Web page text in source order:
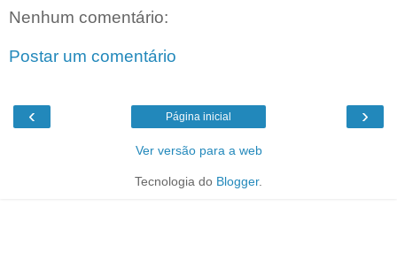
Nenhum comentário:
Postar um comentário
‹ ›
Página inicial
Ver versão para a web
Tecnologia do Blogger.